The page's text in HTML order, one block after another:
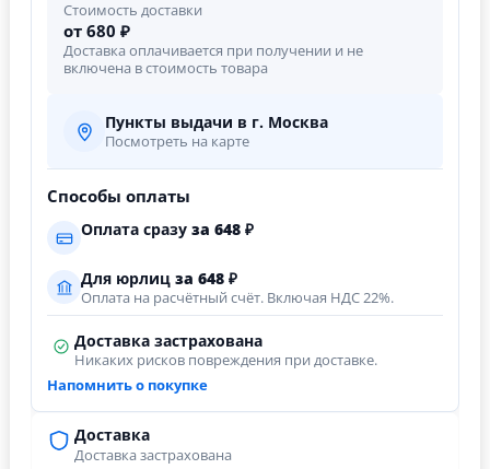
Доставка
Доставка застрахована
Стоимость доставки
от 680 ₽
Доставка оплачивается при получении и не
включена в стоимость товара
Пункты выдачи в г. Москва
Посмотреть на карте
Способы оплаты
Оплата сразу за 648 ₽
Для юрлиц за 648 ₽
Оплата на расчётный счёт. Включая НДС 22%.
Доставка застрахована
Никаких рисков повреждения при доставке.
Напомнить о покупке